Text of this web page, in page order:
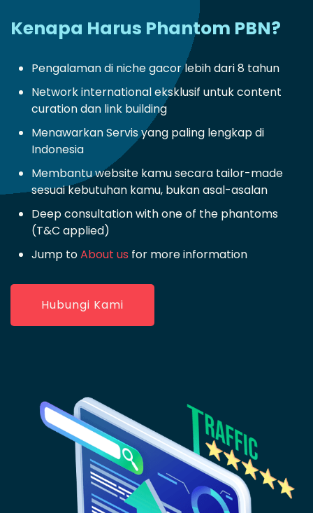
Kenapa Harus Phantom PBN?
Pengalaman di niche gacor lebih dari 8 tahun
Network international eksklusif untuk content
curation dan link building
Menawarkan Servis yang paling lengkap di
Indonesia
Membantu website kamu secara tailor-made
sesuai kebutuhan kamu, bukan asal-asalan
Deep consultation with one of the phantoms
(T&C applied)
Jump toAbout us for more information
Hubungi Kami